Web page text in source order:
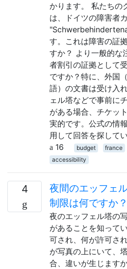
かります。 私たちの
は、ドイツの障害者
す。これは障害の証
すか？ より一般的な
者割引の証拠として
ですか？特に、外国
語）の文書は受け入
ェル塔などで事前に
がある場合、チケッ
実的です。公式の情
用して回答を探してい
16
budget france
accessibility
4
夜間のエッフェ
制限は何ですか？
夜のエッフェル塔の
があることを知って
可され、何が許可さ
が写真の上にいて、
合、違いが生じます